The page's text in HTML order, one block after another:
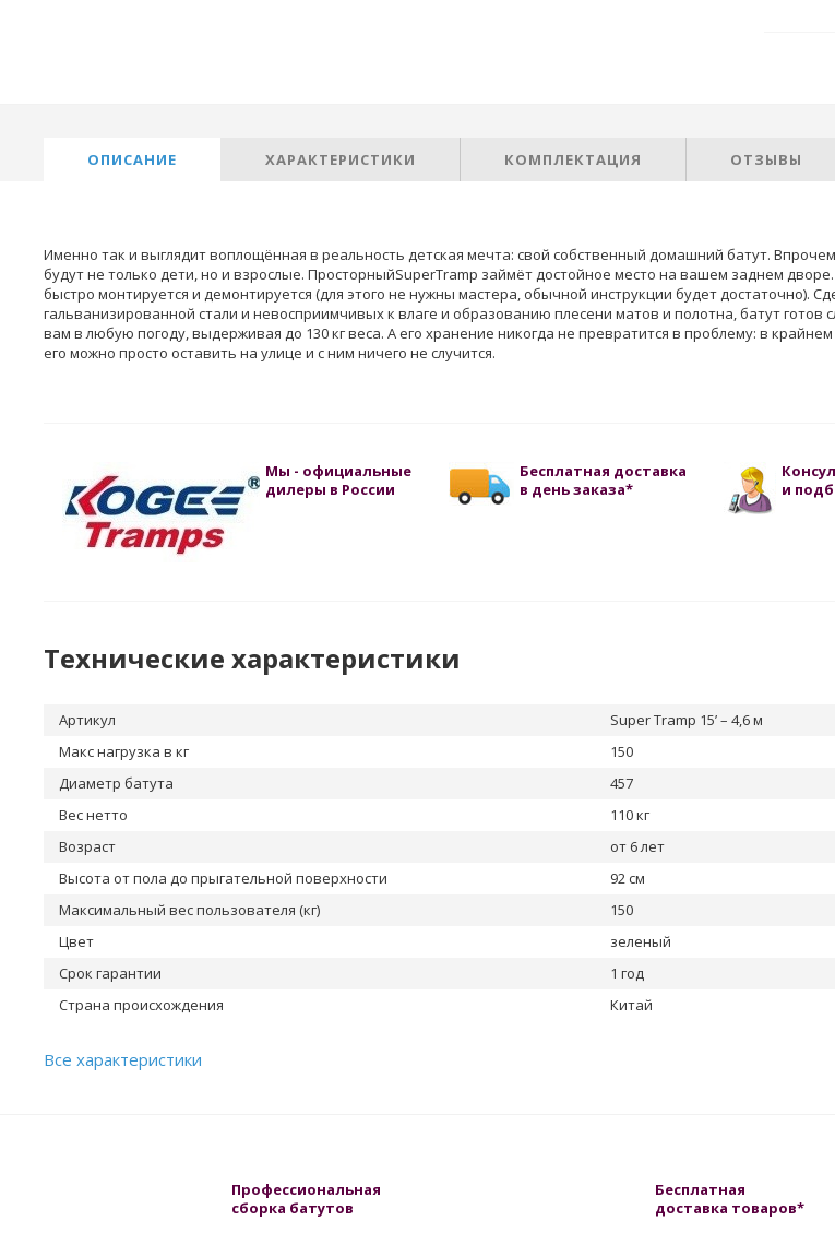
ОПИСАНИЕ ХАРАКТЕРИСТИКИ КОМПЛЕКТАЦИЯ ОТЗЫВЫ
Именно так и выглядит воплощённая в реальность детская мечта: свой собственный домашний батут.
будут не только дети, но и взрослые. ПросторныйSuperTramp займёт достойное место на вашем заднем дворе.
быстро монтируется и демонтируется (для этого не нужны мастера, обычной инструкции будет достаточно).
гальванизированной стали и невосприимчивых к влаге и образованию плесени матов и полотна, батут готов
вам в любую погоду, выдерживая до 130 кг веса. А его хранение никогда не превратится в проблему: в крайнем
его можно просто оставить на улице и с ним ничего не случится.
Мы - официальные
дилеры в России
Бесплатная доставка
в день заказа*
и
Технические характеристики
Артикул
Super Tramp 15’ – 4,6 м
Макс нагрузка в кг
150
Диаметр батута
457
Вес нетто
110 кг
Возраст
от 6 лет
Высота от пола до прыгательной поверхности
92 см
Максимальный вес пользователя (кг)
150
Цвет
зеленый
Срок гарантии
1 год
Страна происхождения
Китай
Все характеристики
Профессиональная
сборка батутов
Бесплатная
доставка товаров*